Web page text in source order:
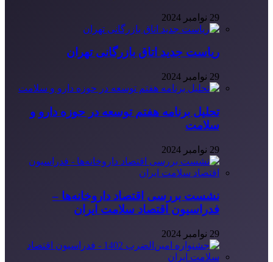
29 نوامبر 2024
ریاست جدید اتاق بازرگانی تهران
29 نوامبر 2024
تحلیل برنامه هفتم توسعه در حوزه دارو و
سلامت
29 نوامبر 2024
نشست بررسی اقتصاد داروخانه‌ها –
فدراسیون اقتصاد سلامت ایران
29 نوامبر 2024